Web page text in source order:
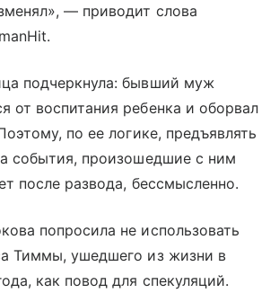
— приводит слова
подчеркнула: бывший муж
от воспитания ребенка и оборвал
по ее логике, предъявлять
события, произошедшие с ним
после развода, бессмысленно.
попросила не использовать
Тиммы, ушедшего из жизни в
как повод для спекуляций.